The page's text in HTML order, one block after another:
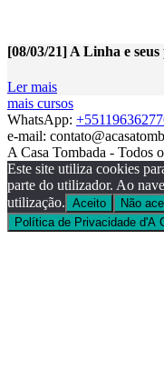
[08/03/21] A Linha e
Ler mais
mais cursos
WhatsApp:
e-mail:
A Casa Tombada - Todos
Este site utiliza cookies
parte do utilizador. Ao
utilização. Aceito
Não
Política de Privacidade d'A